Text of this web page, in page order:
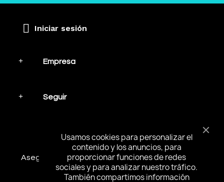
Iniciar sesión
Empresa
Seguir
Mantente en contacto
Asegúrese de suscribirse y recibir las noticias más
interesantes y ofertas especiales.
Usamos cookies para personalizar el
contenido y los anuncios, para
proporcionar funciones de redes
sociales y para analizar nuestro tráfico.
También compartimos información